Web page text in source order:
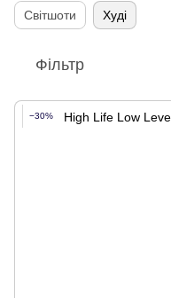
Світшоти Худі
Фільтр
−30%